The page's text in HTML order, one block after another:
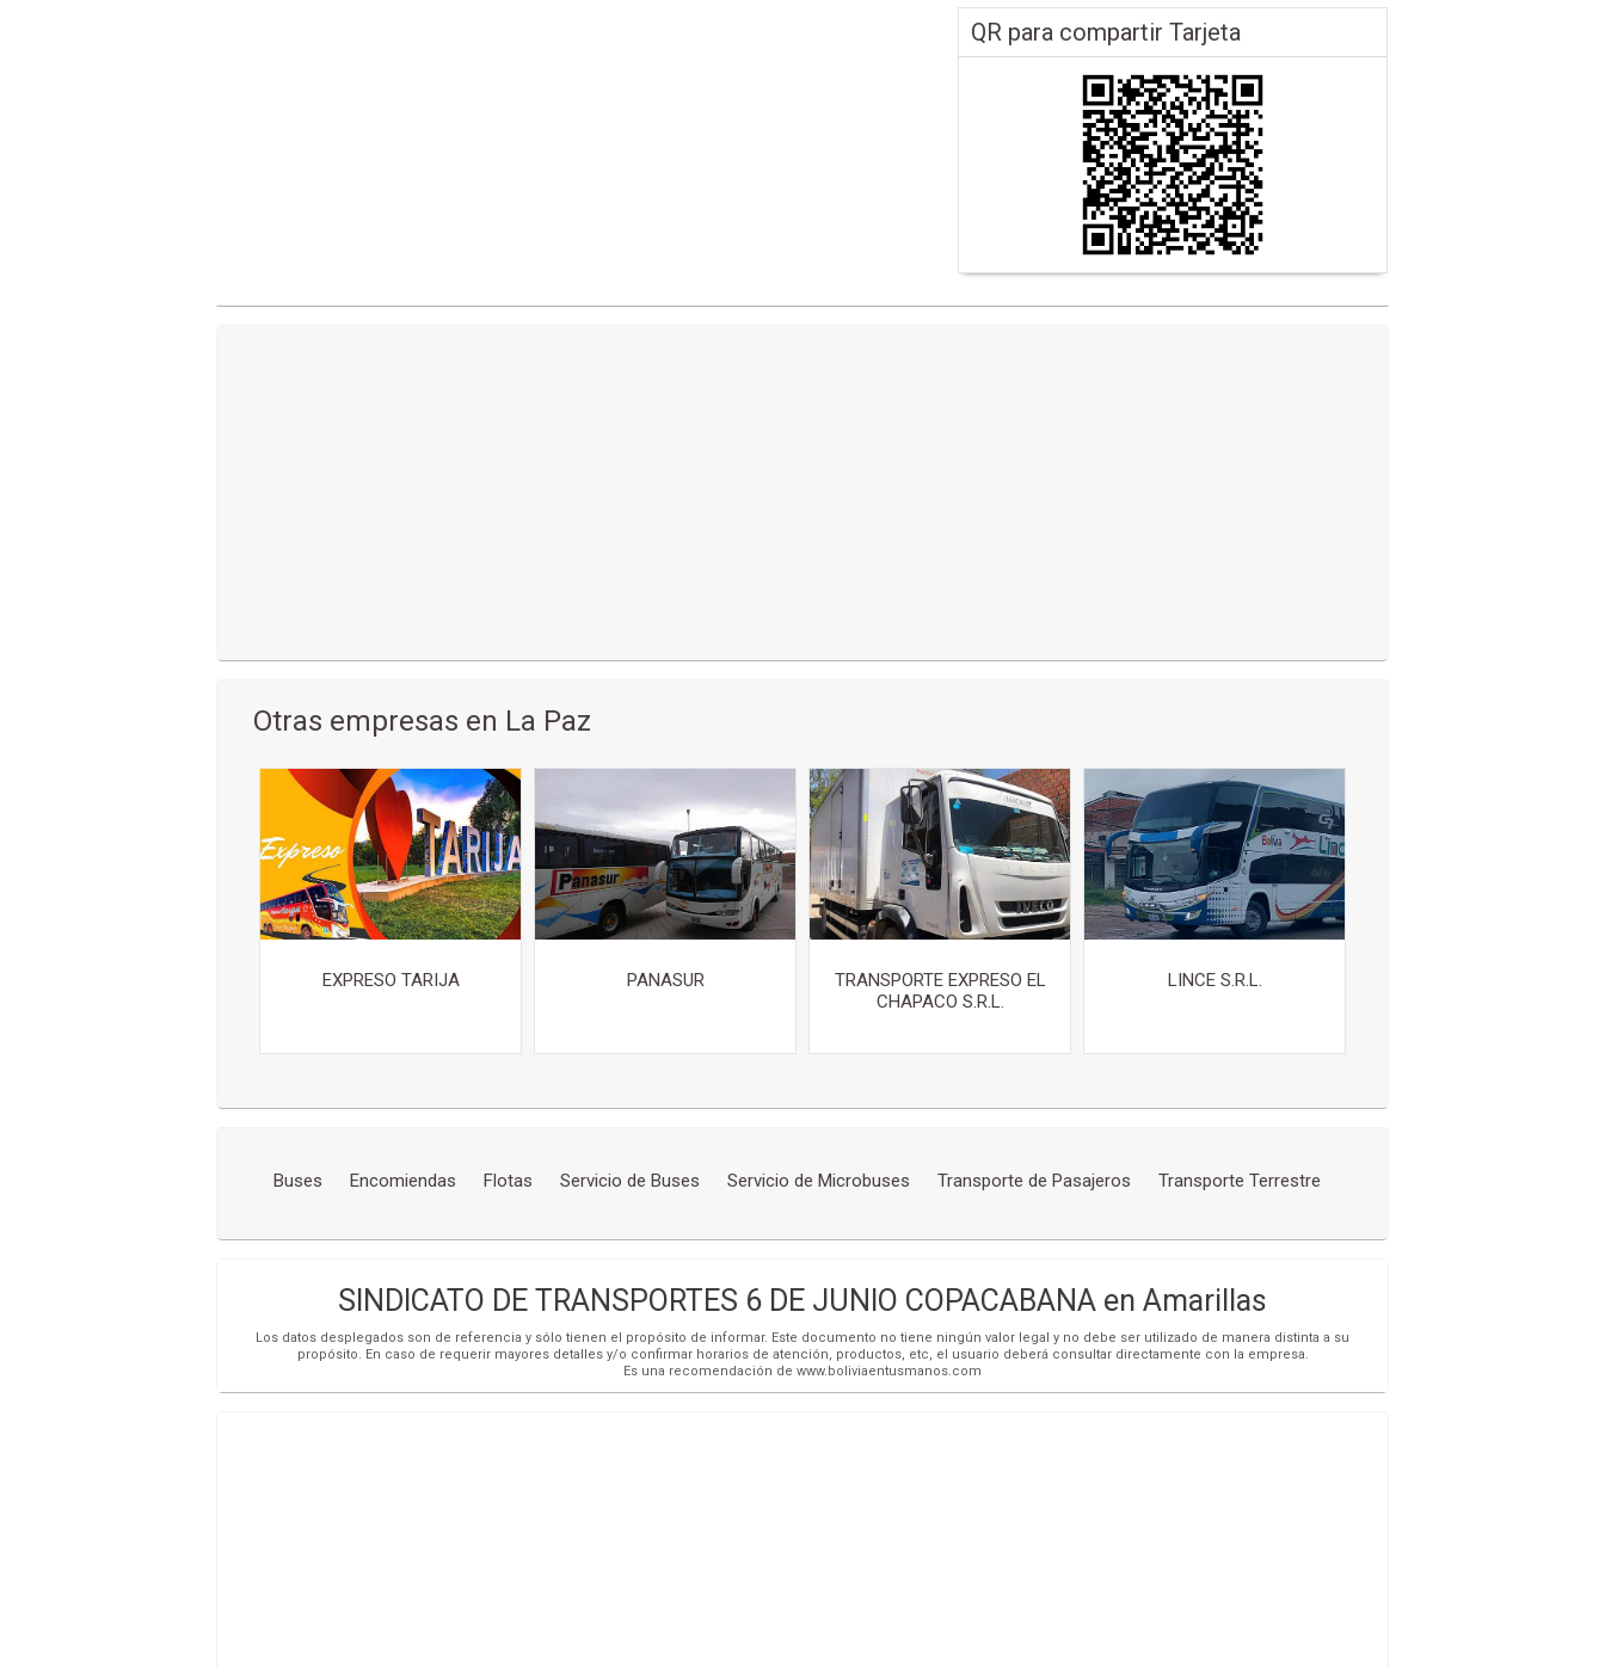
QR para compartir Tarjeta
Otras empresas en La Paz
EXPRESO TARIJA PANASUR
TRANSPORTE EXPRESO EL
CHAPACO S.R.L.
LINCE S.R.L.
Buses Encomiendas Flotas Servicio de Buses Servicio de Microbuses Transporte de Pasajeros Transporte Terrestre
SINDICATO DE TRANSPORTES 6 DE JUNIO COPACABANA en Amarillas
Los datos desplegados son de referencia y sólo tienen el propósito de informar. Este documento no tiene ningún valor legal y no debe ser utilizado de manera distinta a su
propósito. En caso de requerir mayores detalles y/o confirmar horarios de atención, productos, etc, el usuario deberá consultar directamente con la empresa.
Es una recomendación de www.boliviaentusmanos.com